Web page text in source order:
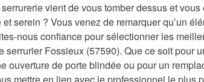
vient de vous tomber dessus et
serein ? Vous venez de remarquer qu’un
nous confiance pour sélectionner les
serrurier Fossieux (57590). Que ce soit pour
ouverture de porte blindée ou pour un